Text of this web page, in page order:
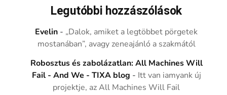
Legutóbbi hozzászólások
Evelin - „Dalok, amiket a legtöbbet pörgetek
mostanában”, avagy zeneajánló a szakmától
Robosztus és zabolázatlan: All Machines Will
Fail - And We - TIXA blog - Itt van iamyank új
projektje, az All Machines Will Fail